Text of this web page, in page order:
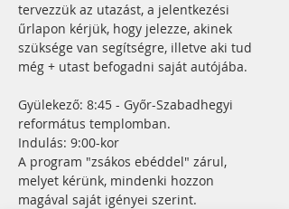
tervezzük az utazást, a jelentkezési
űrlapon kérjük, hogy jelezze, akinek
szüksége van segítségre, illetve aki tud
még + utast befogadni saját autójába.
Gyülekező: 8:45 - Győr-Szabadhegyi
református templomban.
Indulás: 9:00-kor
A program "zsákos ebéddel" zárul,
melyet kérünk, mindenki hozzon
magával saját igényei szerint.